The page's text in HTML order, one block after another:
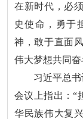
在新时代，必
史使命，勇于
神，敢于直面
伟大梦想共同奋
习近平总
会议上指出：“
华民族伟大复